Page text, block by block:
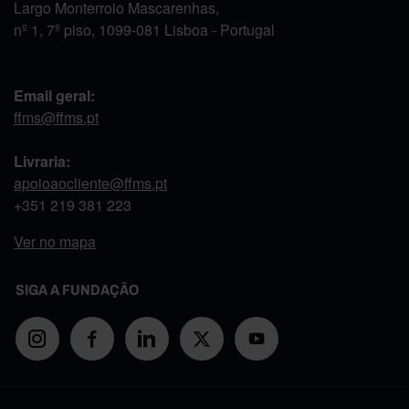
Largo Monterroio Mascarenhas,
nº 1, 7º piso, 1099-081 Lisboa - Portugal
Email geral:
ffms@ffms.pt
Livraria:
apoioaocliente@ffms.pt
+351 219 381 223
Ver no mapa
SIGA A FUNDAÇÃO